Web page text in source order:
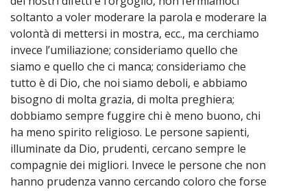
soltanto a voler moderare la parola e moderare la
volontà di mettersi in mostra, ecc., ma cerchiamo
invece l’umiliazione; consideriamo quello che
siamo e quello che ci manca; consideriamo che
tutto è di Dio, che noi siamo deboli, e abbiamo
bisogno di molta grazia, di molta preghiera;
dobbiamo sempre fuggire chi è meno buono, chi
ha meno spirito religioso. Le persone sapienti,
illuminate da Dio, prudenti, cercano sempre le
compagnie dei migliori. Invece le persone che non
hanno prudenza vanno cercando coloro che forse